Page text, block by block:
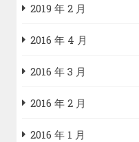
2019 年 2 月
2016 年 4 月
2016 年 3 月
2016 年 2 月
2016 年 1 月